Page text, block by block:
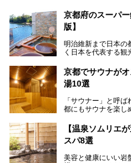
ます。今回案内する
出湯」と「若の湯」
れた歴史ある建物で
漁師町や商店街で
ます。
───
この記事は京都府
京都府のスーパ
版】
明治維新まで日本の
く日本を代表する観
今回は、そんな京都
湯を紹介します。
部でレジャー気分
ー銭湯を探してみて
京都でサウナが
湯10選
「サウナー」と呼
都にもサウナを楽し
自分の好きなサウ
ナを体感してみた
のある温浴施設を紹
【温泉ソムリエ
スパ8選
美容と健康にいい岩